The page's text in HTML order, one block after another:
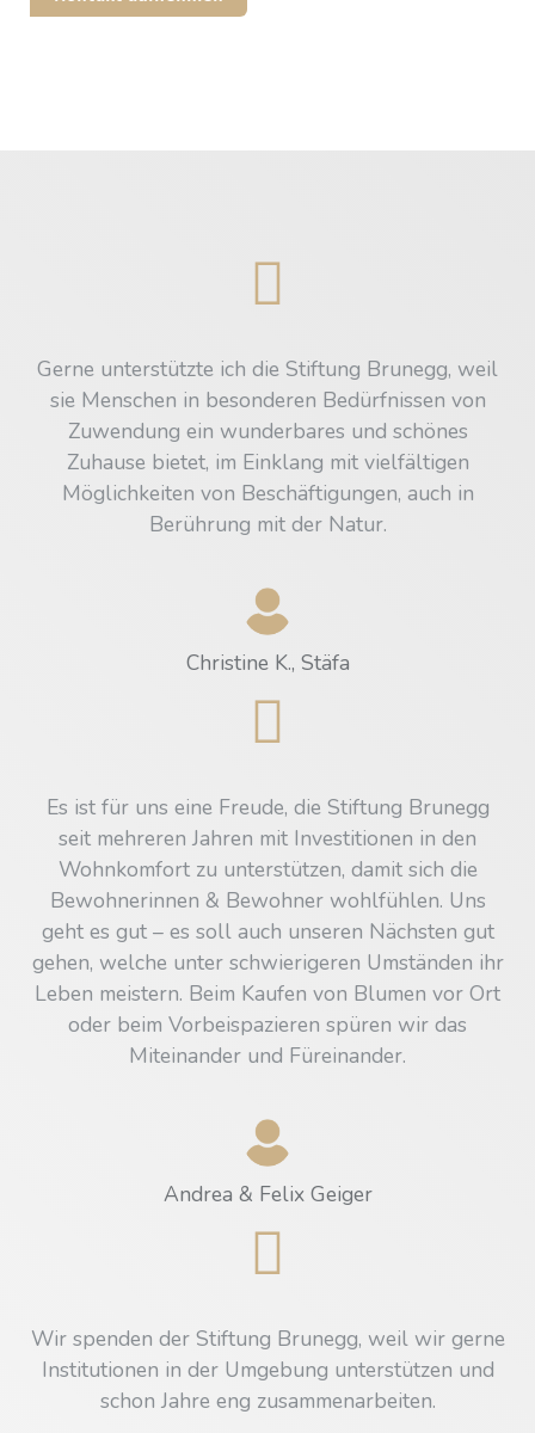
Gerne unterstützte ich die Stiftung Brunegg, weil
sie Menschen in besonderen Bedürfnissen von
Zuwendung ein wunderbares und schönes
Zuhause bietet, im Einklang mit vielfältigen
Möglichkeiten von Beschäftigungen, auch in
Berührung mit der Natur.
Christine K., Stäfa
Es ist für uns eine Freude, die Stiftung Brunegg
seit mehreren Jahren mit Investitionen in den
Wohnkomfort zu unterstützen, damit sich die
Bewohnerinnen & Bewohner wohlfühlen. Uns
geht es gut – es soll auch unseren Nächsten gut
gehen, welche unter schwierigeren Umständen ihr
Leben meistern. Beim Kaufen von Blumen vor Ort
oder beim Vorbeispazieren spüren wir das
Miteinander und Füreinander.
Andrea & Felix Geiger
Wir spenden der Stiftung Brunegg, weil wir gerne
Institutionen in der Umgebung unterstützen und
schon Jahre eng zusammenarbeiten.